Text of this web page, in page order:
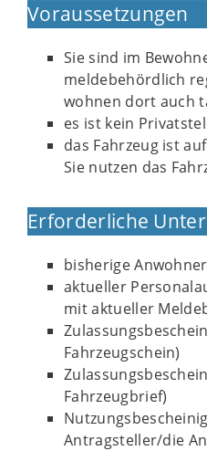
Voraussetzungen
Sie sind im
meldebehördlich
wohnen dort auch
es ist kein
das Fahrzeug ist
Sie nutzen das
Erforderliche
bisherige
aktueller
mit aktueller
Fahrzeugschein)
Fahrzeugbrief)
Antragsteller/die